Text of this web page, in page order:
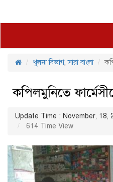
খুলনা বিভাগ,সারা বাংলা
কপিলমুনিতে
Update Time : November, 18,
614 Time View